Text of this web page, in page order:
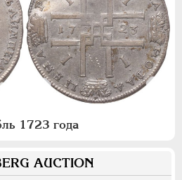
1723 года
AUCTION